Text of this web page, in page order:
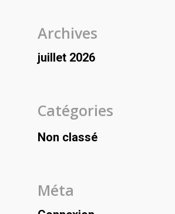
Archives
juillet 2026
Catégories
Non classé
Méta